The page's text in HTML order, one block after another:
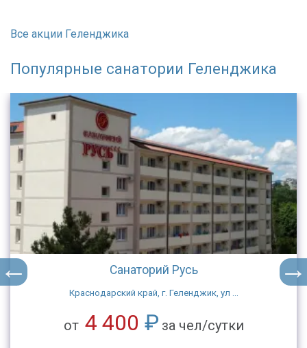
Все акции Геленджика
Популярные санатории Геленджика
Санаторий Русь
Краснодарский край, г. Геленджик, ул ...
от 4 400 ₽ за чел/сутки